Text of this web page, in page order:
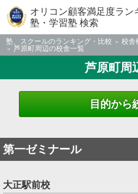
オリコン顧客満足度ラン
塾・学習塾 検索
塾、スクールのランキング・比較 校舎
芦原町周辺の校舎一覧
芦原町周
目的から
第一ゼミナール
大正駅前校